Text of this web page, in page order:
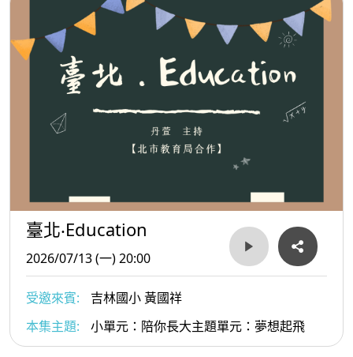
臺北‧Education
2026/07/13 (一) 20:00
受邀來賓:
吉林國小 黃國祥
本集主題:
小單元：陪你長大主題單元：夢想起飛